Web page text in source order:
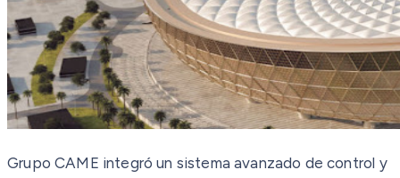
Grupo CAME integró un sistema avanzado de control y